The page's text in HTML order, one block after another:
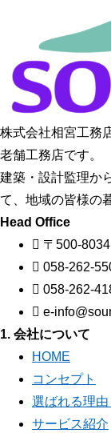
株式会社相宮工務
老舗工務店です。
建築・設計監理か
て、地域の皆様の
Head Office
〒500-
058-262-
058-262-
e-
1. 会社について
HOME
コンセプト
選ばれる理由
サービス紹介